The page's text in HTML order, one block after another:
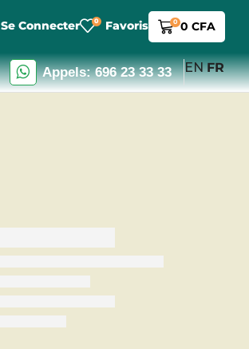
Se Connecter 0 Favoris 0 0 CFA
Appels: 696 23 33 33 EN FR